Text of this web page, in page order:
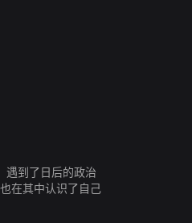
遇到了日后的政治
在其中认识了自己